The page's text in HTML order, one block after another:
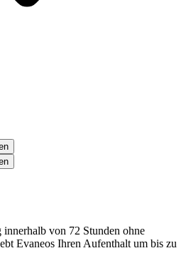
von 72 Stunden ohne
Evaneos Ihren Aufenthalt um bis zu